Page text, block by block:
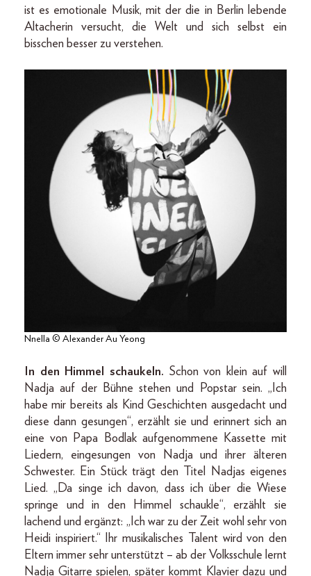
ist es emotionale Musik, mit der die in Berlin lebende
Altacherin versucht, die Welt und sich selbst ein
bisschen besser zu verstehen.
Nnella © Alexander Au Yeong
In den Himmel schaukeln. Schon von klein auf will
Nadja auf der Bühne stehen und Popstar sein. „Ich
habe mir bereits als Kind Geschichten ausgedacht und
diese dann gesungen“, erzählt sie und erinnert sich an
eine von Papa Bodlak aufgenommene Kassette mit
Liedern, eingesungen von Nadja und ihrer älteren
Schwester. Ein Stück trägt den Titel Nadjas eigenes
Lied. „Da singe ich davon, dass ich über die Wiese
springe und in den Himmel schaukle“, erzählt sie
lachend und ergänzt: „Ich war zu der Zeit wohl sehr von
Heidi inspiriert.“ Ihr musikalisches Talent wird von den
Eltern immer sehr unterstützt – ab der Volksschule lernt
Nadja Gitarre spielen, später kommt Klavier dazu und